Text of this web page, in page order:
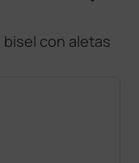
con aletas